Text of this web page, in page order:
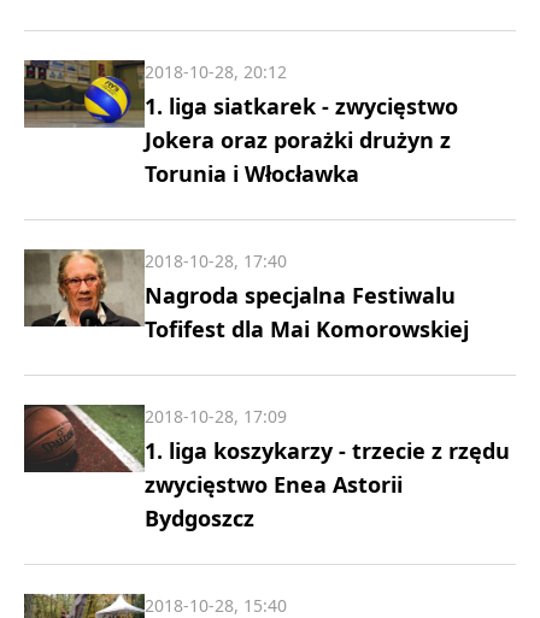
1. liga siatkarek - zwycięstwo
Jokera oraz porażki drużyn z
Torunia i Włocławka
2018-10-28, 20:12
Nagroda specjalna Festiwalu
Tofifest dla Mai Komorowskiej
2018-10-28, 17:40
1. liga koszykarzy - trzecie z rzędu
zwycięstwo Enea Astorii
Bydgoszcz
2018-10-28, 17:09
2018-10-28, 15:40